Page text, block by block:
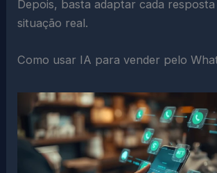
Depois, basta adaptar cada
situação real.
Como usar IA para vender pelo